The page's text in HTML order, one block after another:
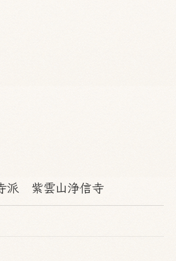
派 紫雲山浄信寺